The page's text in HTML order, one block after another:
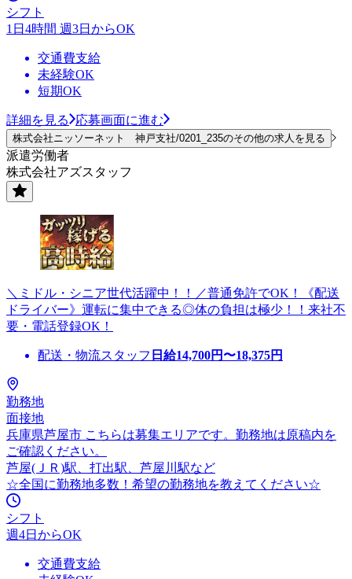
シフト
1日4時間 週3日からOK
交通費支給
未経験OK
短期OK
詳細を見る 応募画面に進む
株式会社ニッソーネット 神戸支社/0201_235のその他の求人を見る
派遣労働者
株式会社アズスタッフ
＼ミドル・シニア世代活躍中！！／普通免許でOK！《配送
ドライバー》運転に集中できる◎体の負担は極少！！来社不
要・電話登録OK！
配送・物流スタッフ 日給14,700円〜18,375円
勤務地
面接地
兵庫県芦屋市 こちらは募集エリアです。勤務地は原稿内を
ご確認ください。
芦屋(ＪＲ)駅、打出駅、芦屋川駅など
☆全国に勤務地多数！希望の勤務地を教えてください☆
シフト
週4日からOK
交通費支給